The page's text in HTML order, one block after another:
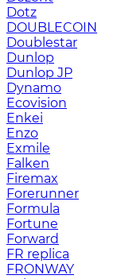
Dotz
DOUBLECOIN
Doublestar
Dunlop
Dunlop JP
Dynamo
Ecovision
Enkei
Enzo
Exmile
Falken
Firemax
Forerunner
Formula
Fortune
Forward
FR replica
FRONWAY